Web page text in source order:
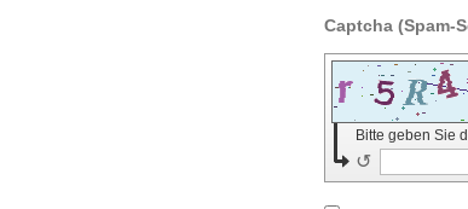
Bitte geben Sie
↺